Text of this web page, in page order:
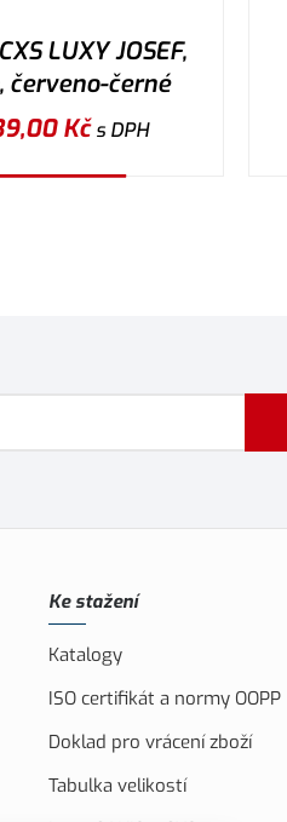
LUXY JOSEF,
červeno-černé
Kčs DPH
Ke stažení
Katalogy
ISO certifikát a normy OOPP
Doklad pro vrácení zboží
Tabulka velikostí